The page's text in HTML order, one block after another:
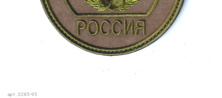
арт. 0285-95